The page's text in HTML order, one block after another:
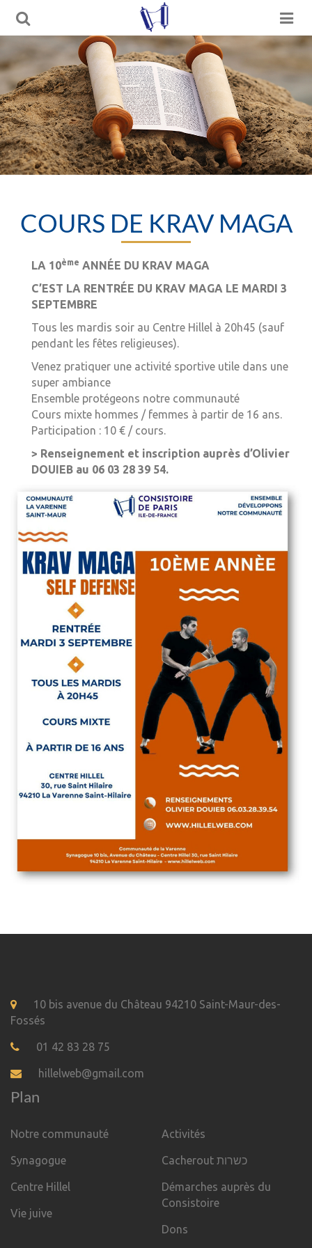
COURS DE KRAV MAGA
LA 10ème ANNÉE DU KRAV MAGA
C’EST LA RENTRÉE DU KRAV MAGA LE MARDI 3
SEPTEMBRE
Tous les mardis soir au Centre Hillel à 20h45 (sauf
pendant les fêtes religieuses).
Venez pratiquer une activité sportive utile dans une
super ambiance
Ensemble protégeons notre communauté
Cours mixte hommes / femmes à partir de 16 ans.
Participation : 10 € / cours.
> Renseignement et inscription auprès d’Olivier
DOUIEB au 06 03 28 39 54.
10 bis avenue du Château 94210 Saint-Maur-des-
Fossés
01 42 83 28 75
hillelweb@gmail.com
Plan
Notre communauté
Synagogue
Centre Hillel
Vie juive
Activités
Cacherout כשרות
Démarches auprès du
Consistoire
Dons